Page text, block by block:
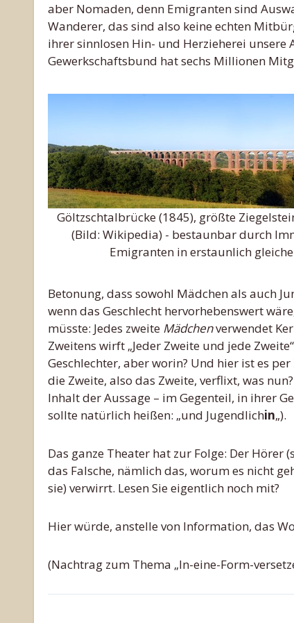
aber Nomaden, denn Emigranten sind
Wanderer, das sind also keine echten
ihrer sinnlosen Hin- und Herzieherei unsere
Gewerkschaftsbund hat sechs Millionen
Göltzschtalbrücke (1845), größte
(Bild: Wikipedia) - bestaunbar durch
Emigranten in erstaunlich
Betonung, dass sowohl Mädchen als auch
wenn das Geschlecht hervorhebenswert
müsste: Jedes zweite Mädchenverwendet
Zweitens wirft „Jeder Zweite und jede
Geschlechter, aber worin? Und hier ist es
die Zweite, also das Zweite, verflixt, was
Inhalt der Aussage – im Gegenteil, in ihrer
sollte natürlich heißen: „und Jugendlichin„).
Das ganze Theater hat zur Folge: Der
das Falsche, nämlich das, worum es nicht
sie) verwirrt. Lesen Sie eigentlich noch mit?
Hier würde, anstelle von Information, das
(Nachtrag zum Thema „In-eine-Form-